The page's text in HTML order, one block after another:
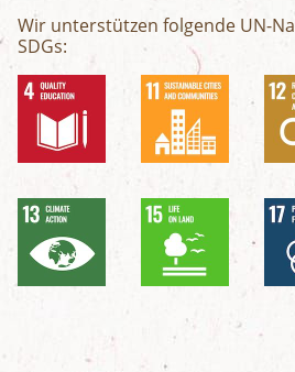
Wir unterstützen folgende UN-
SDGs: